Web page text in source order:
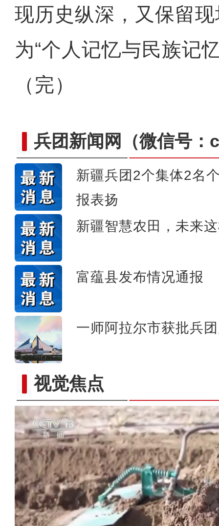
现历史纵深，又保留
为“个人记忆与民族记
（完）
兵团新闻网 （微信号
新疆兵团2个集体2名
报表扬
新疆智慧农田，未来
富蕴县发布情况通报
一师阿拉尔市获批兵
视觉焦点
新疆4000亩沙漠盐